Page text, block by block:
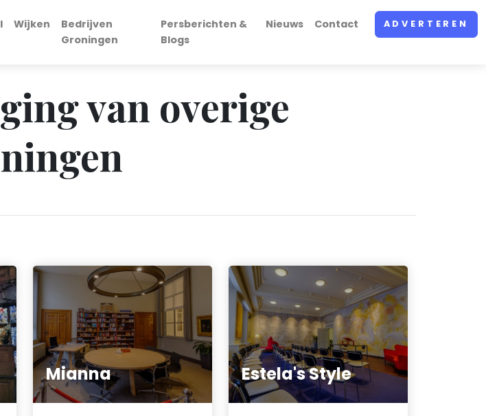
Wijken
Bedrijven
Groningen
Persberichten &
Blogs
Nieuws Contact ADVERTEREN
van overige
Mianna Estela's Style